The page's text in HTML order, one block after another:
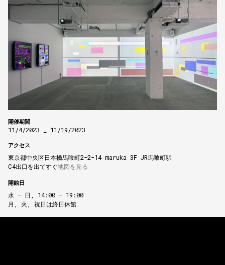
開催期間
11/4/2023 _ 11/19/2023
アクセス
東京都中央区日本橋馬喰町2-2-14 maruka 3F JR馬喰町駅
C4出口を出てすぐ地図を見る
開館日
水 - 日, 14:00 - 19:00
月, 火, 祝日は終日休館